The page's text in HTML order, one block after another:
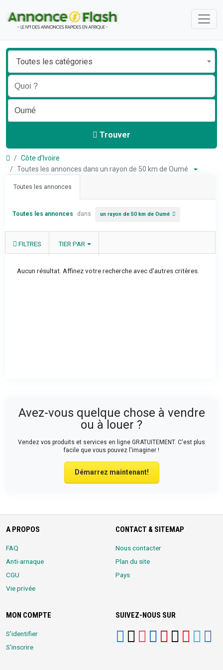
Toutes les catégories
Trouver
Côte d’Ivoire
Toutes les annonces dans un rayon de 50 km de Oumé
Toutes les annonces
Toutes les annonces dans un rayon de 50 km de Oumé
FILTRES TIER PAR
Aucun résultat. Affinez votre recherche avec d'autres critères.
Avez-vous quelque chose à vendre
ou à louer ?
Vendez vos produits et services en ligne GRATUITEMENT. C'est plus
facile que vous pouvez l'imaginer !
Démarrez maintenant!
A PROPOS
FAQ
Anti-arnaque
CGU
Vie privée
CONTACT & SITEMAP
Nous contacter
Plan du site
Pays
MON COMPTE
S'identifier
S'inscrire
SUIVEZ-NOUS SUR